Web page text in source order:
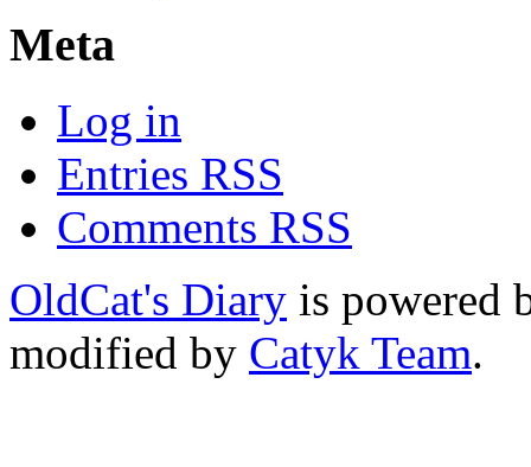
Meta
Log in
Entries RSS
Comments RSS
OldCat's Diary is powered
modified by Catyk Team.